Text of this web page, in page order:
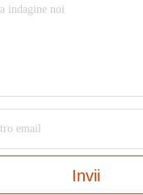
Invii